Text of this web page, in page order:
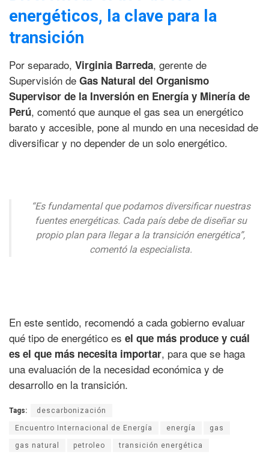
energéticos, la clave para la
transición
Por separado, Virginia Barreda, gerente de
Supervisión de Gas Natural del Organismo
Supervisor de la Inversión en Energía y Minería de
Perú, comentó que aunque el gas sea un energético
barato y accesible, pone al mundo en una necesidad de
diversificar y no depender de un solo energético.
“Es fundamental que podamos diversificar nuestras
fuentes energéticas. Cada país debe de diseñar su
propio plan para llegar a la transición energética”,
comentó la especialista.
En este sentido, recomendó a cada gobierno evaluar
qué tipo de energético es el que más produce y cuál
es el que más necesita importar, para que se haga
una evaluación de la necesidad económica y de
desarrollo en la transición.
Tags: descarbonización
Encuentro Internacional de Energía energía gas
gas natural petroleo transición energética